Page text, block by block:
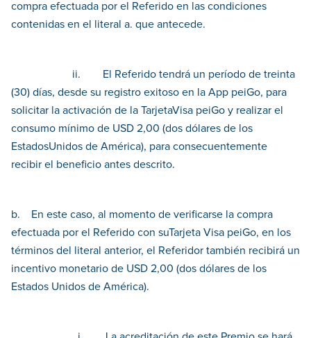
compra efectuada por el Referido en las condiciones
contenidas en el literal a. que antecede.
ii. El Referido tendrá un período de treinta
(30) días, desde su registro exitoso en la App peiGo, para
solicitar la activación de la TarjetaVisa peiGo y realizar el
consumo mínimo de USD 2,00 (dos dólares de los
EstadosUnidos de América), para consecuentemente
recibir el beneficio antes descrito.
b. En este caso, al momento de verificarse la compra
efectuada por el Referido con suTarjeta Visa peiGo, en los
términos del literal anterior, el Referidor también recibirá un
incentivo monetario de USD 2,00 (dos dólares de los
Estados Unidos de América).